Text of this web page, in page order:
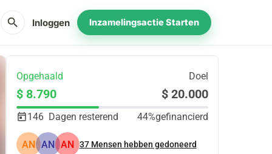
search Inloggen Inzamelingsactie Starten
Opgehaald Doel
$ 8.790 $ 20.000
146 Dagen resterend 44%gefinancierd
AN AN AN 37 Mensen hebben gedoneerd